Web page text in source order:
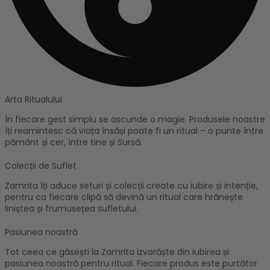
Arta Ritualului
În fiecare gest simplu se ascunde o magie. Produsele noastre
îți reamintesc că viața însăși poate fi un ritual – o punte între
pământ și cer, între tine și Sursă.
Colecții de Suflet
Zamrita îți aduce seturi și colecții create cu iubire și intenție,
pentru ca fiecare clipă să devină un ritual care hrănește
liniștea și frumusețea sufletului.
Pasiunea noastră
Tot ceea ce găsești la Zamrita izvorăște din iubirea și
pasiunea noastră pentru ritual. Fiecare produs este purtător